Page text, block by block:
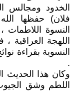
الخدود ومجالس
فلان) حفظها
النسوة
اللهجة العراقية
النسوية بقراءة
.
وكان هذا الحديث
اللطم وشق